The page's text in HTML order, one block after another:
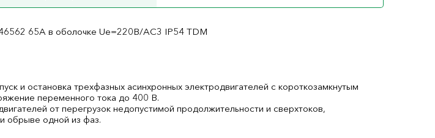
65А в оболочке Ue=220В/АC3 IP54 TDM
и остановка трехфазных асинхронных электродвигателей с короткозамкнутым
переменного тока до 400 В.
от перегрузок недопустимой продолжительности и сверхтоков,
обрыве одной из фаз.